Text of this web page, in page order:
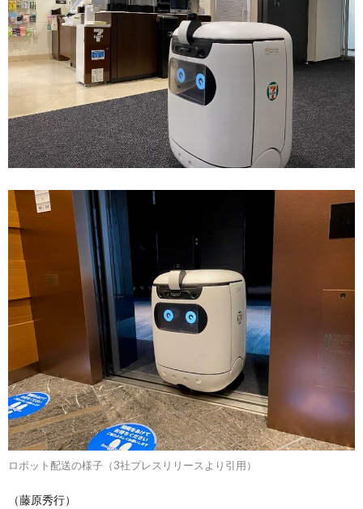
ロボット配送の様子（3社プレスリリースより引用）
（藤原秀行）